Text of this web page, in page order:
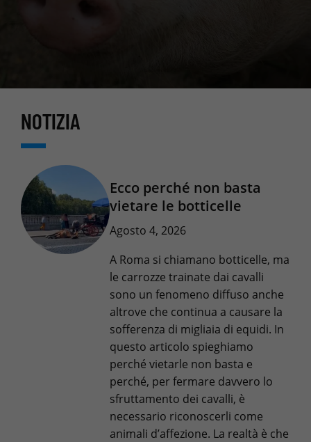
NOTIZIA
Ecco perché non basta
vietare le botticelle
Agosto 4, 2026
A Roma si chiamano botticelle, ma
le carrozze trainate dai cavalli
sono un fenomeno diffuso anche
altrove che continua a causare la
sofferenza di migliaia di equidi. In
questo articolo spieghiamo
perché vietarle non basta e
perché, per fermare davvero lo
sfruttamento dei cavalli, è
necessario riconoscerli come
animali d’affezione. La realtà è che